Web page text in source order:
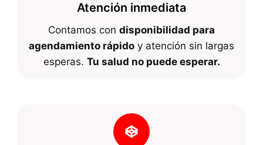
Atención inmediata
Contamos con disponibilidad para
agendamiento rápido y atención sin largas
esperas. Tu salud no puede esperar.